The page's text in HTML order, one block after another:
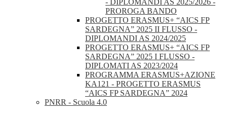
- DIPLOMANDI AS 2025/2026 -
PROROGA BANDO
PROGETTO ERASMUS+ “AICS FP
SARDEGNA” 2025 II FLUSSO -
DIPLOMANDI AS 2024/2025
PROGETTO ERASMUS+ “AICS FP
SARDEGNA” 2025 I FLUSSO -
DIPLOMATI AS 2023/2024
PROGRAMMA ERASMUS+AZIONE
KA121 - PROGETTO ERASMUS
“AICS FP SARDEGNA” 2024
PNRR - Scuola 4.0